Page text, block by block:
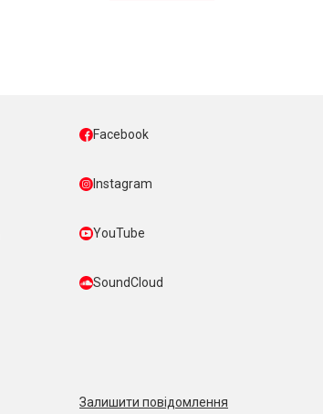
Facebook
Instagram
YouTube
SoundCloud
Залишити повідомлення